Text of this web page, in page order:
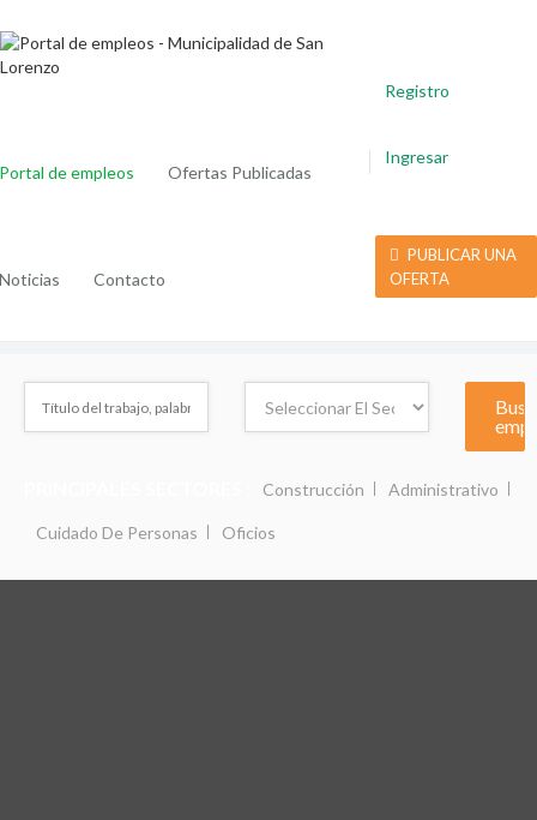
Portal de empleos Ofertas Publicadas
Noticias Contacto
Registro
Ingresar
PUBLICAR UNA
OFERTA
Construcción Administrativo
Cuidado De Personas Oficios